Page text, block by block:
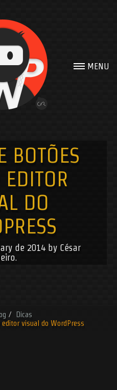
MENU
BOTÕES
DO
de 2014 by César
.
Dicas
visual do WordPress
touch
any
or a